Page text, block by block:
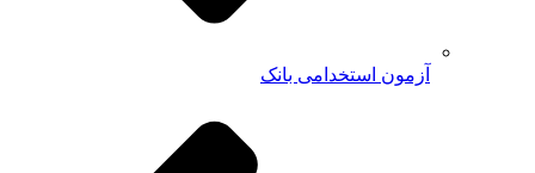
آزمون استخدامی بانک